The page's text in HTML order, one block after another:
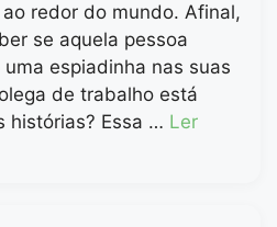
redor do mundo. Afinal,
se aquela pessoa
espiadinha nas suas
de trabalho está
histórias? Essa … Ler